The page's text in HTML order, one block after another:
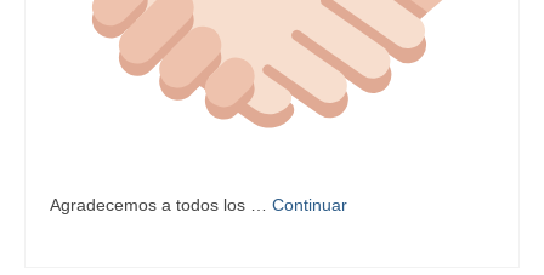
Agradecemos a todos los … Continuar